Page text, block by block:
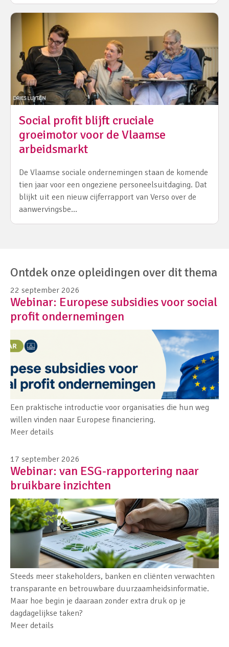
Social profit blijft cruciale
groeimotor voor de Vlaamse
arbeidsmarkt
De Vlaamse sociale ondernemingen staan de komende
tien jaar voor een ongeziene personeelsuitdaging. Dat
blijkt uit een nieuw cijferrapport van Verso over de
aanwervingsbe…
Ontdek onze opleidingen over dit thema
22 september 2026
Webinar: Europese subsidies voor social
profit ondernemingen
Een praktische introductie voor organisaties die hun weg
willen vinden naar Europese financiering.
Meer details
17 september 2026
Webinar: van ESG-rapportering naar
bruikbare inzichten
Steeds meer stakeholders, banken en cliënten verwachten
transparante en betrouwbare duurzaamheidsinformatie.
Maar hoe begin je daaraan zonder extra druk op je
dagdagelijkse taken?
Meer details